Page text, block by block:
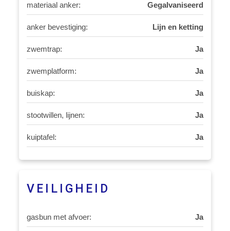
materiaal anker: Gegalvaniseerd
anker bevestiging: Lijn en ketting
zwemtrap: Ja
zwemplatform: Ja
buiskap: Ja
stootwillen, lijnen: Ja
kuiptafel: Ja
VEILIGHEID
gasbun met afvoer: Ja